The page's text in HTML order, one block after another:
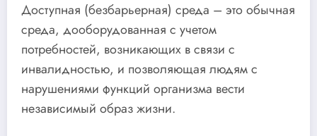
Доступная (безбарьерная) среда – это обычная
среда, дооборудованная с учетом
потребностей, возникающих в связи с
инвалидностью, и позволяющая людям с
нарушениями функций организма вести
независимый образ жизни.